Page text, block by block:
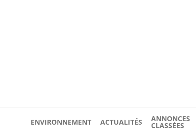
ENVIRONNEMENT ACTUALITÉS ANNONCES
CLASSÉES